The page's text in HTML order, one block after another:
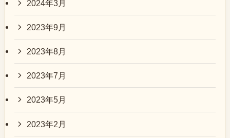
2024年3月
2023年9月
2023年8月
2023年7月
2023年5月
2023年2月